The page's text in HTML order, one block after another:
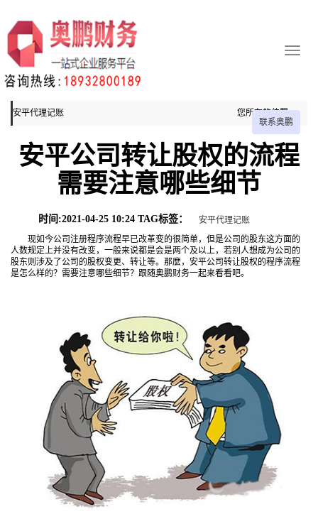
联系奥鹏
安平代理记账 您所在的位置：
安平代理记账
安平公司转让股权的流程
需要注意哪些细节
时间:2021-04-25 10:24 TAG标签：
安平代理记账
现如今公司注册程序流程早已改革变的很简单，但是公司的股东这方面的
人数规定上并没有改变，一般来说都是会是两个及以上，若别人想成为公司的
股东则涉及了公司的股权变更、转让等。那麼，安平公司转让股权的程序流程
是怎么样的？需要注意哪些细节？跟随奥鹏财务一起来看看吧。